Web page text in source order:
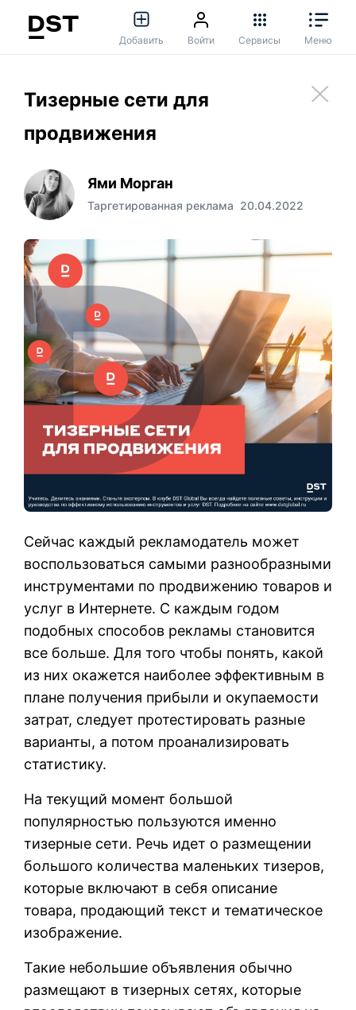
Добавить Войти Сервисы Меню
Тизерные сети для
продвижения
Ями Морган
Таргетированная реклама 20.04.2022
Сейчас каждый рекламодатель может
воспользоваться самыми разнообразными
инструментами по продвижению товаров и
услуг в Интернете. С каждым годом
подобных способов рекламы становится
все больше. Для того чтобы понять, какой
из них окажется наиболее эффективным в
плане получения прибыли и окупаемости
затрат, следует протестировать разные
варианты, а потом проанализировать
статистику.
На текущий момент большой
популярностью пользуются именно
тизерные сети. Речь идет о размещении
большого количества маленьких тизеров,
которые включают в себя описание
товара, продающий текст и тематическое
изображение.
Такие небольшие объявления обычно
размещают в тизерных сетях, которые